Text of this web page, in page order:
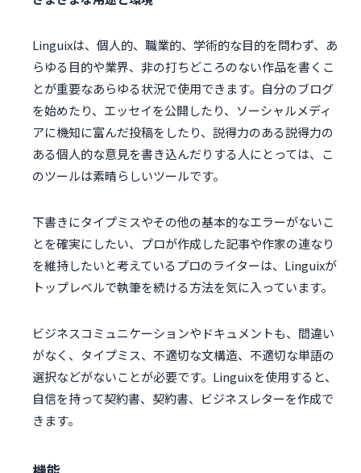
Linguixは、個人的、職業的、学術的な目的を問わず、あ
らゆる目的や業界、非の打ちどころのない作品を書くこ
とが重要なあらゆる状況で使用できます。自分のブログ
を始めたり、エッセイを公開したり、ソーシャルメディ
アに機知に富んだ投稿をしたり、説得力のある説得力の
ある個人的な意見を書き込んだりする人にとっては、こ
のツールは素晴らしいツールです。
下書きにタイプミスやその他の基本的なエラーがないこ
とを確実にしたい、プロが作成した記事や作家の連なり
を維持したいと考えているプロのライターは、Linguixが
トップレベルで執筆を続ける方法を気に入っています。
ビジネスコミュニケーションやドキュメントも、間違い
がなく、タイプミス、不適切な文構造、不適切な単語の
選択などがないことが必要です。Linguixを使用すると、
自信を持って契約書、契約書、ビジネスレターを作成で
きます。